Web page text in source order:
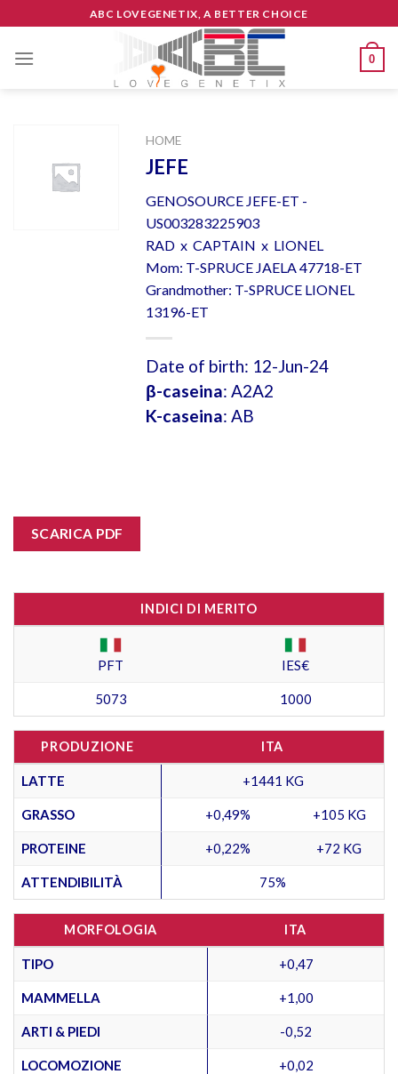
to
content
ABC LOVEGENETIX, A BETTER CHOICE
0
HOME
JEFE
GENOSOURCE JEFE-ET -
US003283225903
RAD x CAPTAIN x LIONEL
Mom: T-SPRUCE JAELA 47718-ET
Grandmother: T-SPRUCE LIONEL
13196-ET
Date of birth: 12-Jun-24
β-caseina: A2A2
K-caseina: AB
SCARICA PDF
INDICI DI MERITO
PFT IES€
5073 1000
PRODUZIONE ITA
LATTE +1441 KG
GRASSO +0,49% +105 KG
PROTEINE +0,22% +72 KG
ATTENDIBILITÀ 75%
MORFOLOGIA ITA
TIPO +0,47
MAMMELLA +1,00
ARTI & PIEDI -0,52
LOCOMOZIONE +0,02